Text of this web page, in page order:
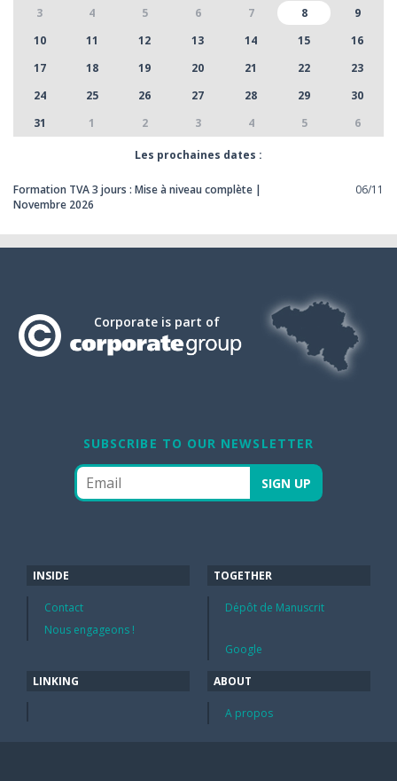
3
4 5 6 7 8
9
10
11 12 13 14 15
16
17
18 19 20 21 22
23
24
25 26 27 28 29
30
31
1 2 3 4 5 6
Les prochaines dates :
Formation TVA 3 jours : Mise à niveau complète |
Novembre 2026
06/11
Corporate is part of
SUBSCRIBE TO OUR NEWSLETTER
INSIDE
Contact
Nous engageons !
TOGETHER
Dépôt de Manuscrit
Google
LINKING ABOUT
A propos